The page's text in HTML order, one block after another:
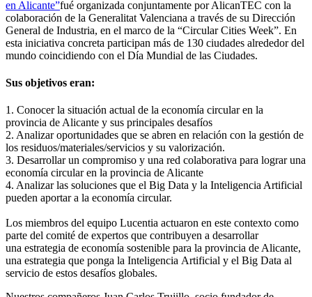
en Alicante”fué organizada conjuntamente por AlicanTEC con la
colaboración de la Generalitat Valenciana a través de su Dirección
General de Industria, en el marco de la “Circular Cities Week”. En
esta iniciativa concreta participan más de 130 ciudades alrededor del
mundo coincidiendo con el Día Mundial de las Ciudades.
Sus objetivos eran:
1. Conocer la situación actual de la economía circular en la
provincia de Alicante y sus principales desafíos
2. Analizar oportunidades que se abren en relación con la gestión de
los residuos/materiales/servicios y su valorización.
3. Desarrollar un compromiso y una red colaborativa para lograr una
economía circular en la provincia de Alicante
4. Analizar las soluciones que el Big Data y la Inteligencia Artificial
pueden aportar a la economía circular.
Los miembros del equipo Lucentia actuaron en este contexto como
parte del comité de expertos que contribuyen a desarrollar
una estrategia de economía sostenible para la provincia de Alicante,
una estrategia que ponga la Inteligencia Artificial y el Big Data al
servicio de estos desafíos globales.